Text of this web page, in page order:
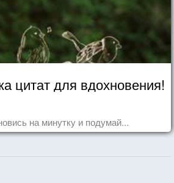
цитат для вдохновения!
на минутку и подумай...